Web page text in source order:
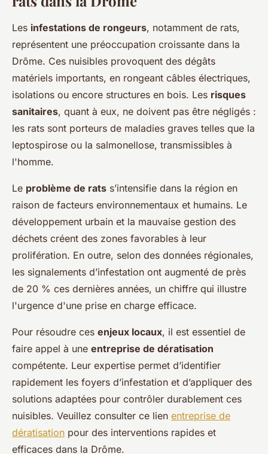
Les infestations de rongeurs, notamment de rats,
représentent une préoccupation croissante dans la
Drôme. Ces nuisibles provoquent des dégâts
matériels importants, en rongeant câbles électriques,
isolations ou encore structures en bois. Les risques
sanitaires, quant à eux, ne doivent pas être négligés :
les rats sont porteurs de maladies graves telles que la
leptospirose ou la salmonellose, transmissibles à
l'homme.
Le problème de rats s’intensifie dans la région en
raison de facteurs environnementaux et humains. Le
développement urbain et la mauvaise gestion des
déchets créent des zones favorables à leur
prolifération. En outre, selon des données régionales,
les signalements d’infestation ont augmenté de près
de 20 % ces dernières années, un chiffre qui illustre
l'urgence d'une prise en charge efficace.
Pour résoudre ces enjeux locaux, il est essentiel de
faire appel à une entreprise de dératisation
compétente. Leur expertise permet d’identifier
rapidement les foyers d’infestation et d’appliquer des
solutions adaptées pour contrôler durablement ces
nuisibles. Veuillez consulter ce lien entreprise de
dératisation pour des interventions rapides et
efficaces dans la Drôme.